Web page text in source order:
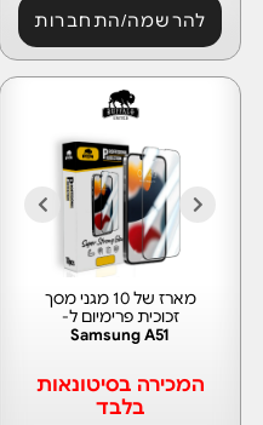
להרשמה/התחברות
מארז של 10 מגני מסך
זכוכית פרימיום ל-
Samsung A51
המכירה בסיטונאות
בלבד